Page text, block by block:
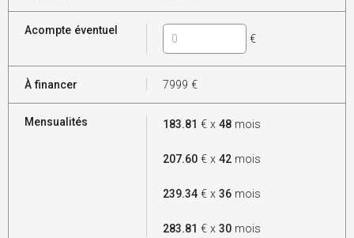
Acompte éventuel
€
À financer 7999 €
Mensualités 183.81 € x48 mois
207.60 € x42 mois
239.34 € x36 mois
283.81 € x30 mois